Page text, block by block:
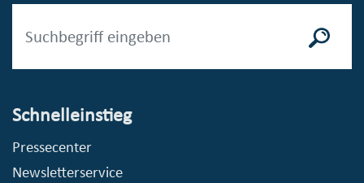
Schnelleinstieg
Pressecenter
Newsletterservice